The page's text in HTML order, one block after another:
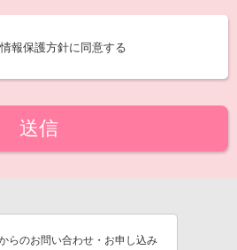
報保護方針に同意する
らのお問い合わせ・お申し込み